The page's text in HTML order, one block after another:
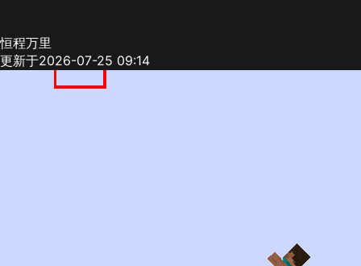
恒程万里
更新于2026-07-25 09:14